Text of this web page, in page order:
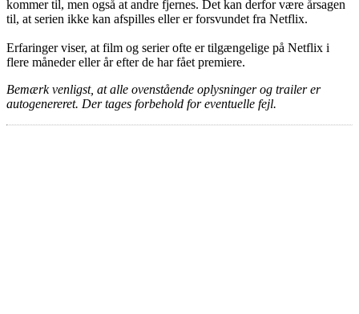
kommer til, men også at andre fjernes. Det kan derfor være årsagen
til, at serien ikke kan afspilles eller er forsvundet fra Netflix.
Erfaringer viser, at film og serier ofte er tilgængelige på Netflix i
flere måneder eller år efter de har fået premiere.
Bemærk venligst, at alle ovenstående oplysninger og trailer er
autogenereret. Der tages forbehold for eventuelle fejl.